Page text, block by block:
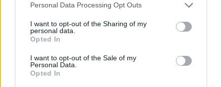
Personal Data Processing Opt Outs
I want to opt-out of the Sharing of my
personal data.
Opted In
I want to opt-out of the Sale of my
Personal Data.
Opted In